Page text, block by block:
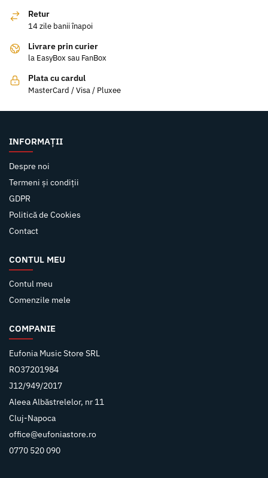
Retur
14 zile banii înapoi
Livrare prin curier
la EasyBox sau FanBox
Plata cu cardul
MasterCard / Visa / Pluxee
INFORMAȚII
Despre noi
Termeni și condiții
GDPR
Politică de Cookies
Contact
CONTUL MEU
Contul meu
Comenzile mele
COMPANIE
Eufonia Music Store SRL
RO37201984
J12/949/2017
Aleea Albăstrelelor, nr 11
Cluj-Napoca
office@eufoniastore.ro
0770 520 090